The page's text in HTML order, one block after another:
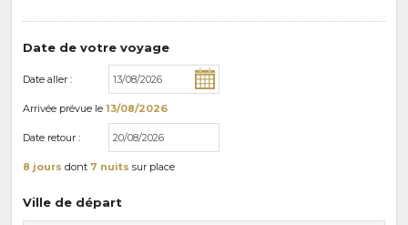
Date de votre voyage
Date aller :
Arrivée prévue le 13/08/2026
Date retour :
8 jours dont 7 nuits sur place
Ville de départ